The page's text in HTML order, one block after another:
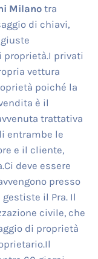
Milanotra
di chiavi,
proprietà.I privati
vettura
poiché la
è il
trattativa
entrambe le
e il cliente,
deve essere
presso
il Pra. Il
civile, che
di proprietà